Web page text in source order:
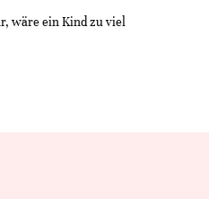
wäre ein Kind zu viel